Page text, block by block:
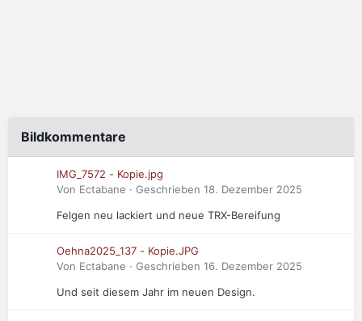
Bildkommentare
IMG_7572 - Kopie.jpg
Von Ectabane · Geschrieben 18. Dezember 2025
Felgen neu lackiert und neue TRX-Bereifung
Oehna2025_137 - Kopie.JPG
Von Ectabane · Geschrieben 16. Dezember 2025
Und seit diesem Jahr im neuen Design.